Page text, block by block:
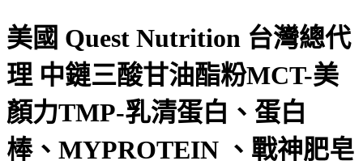
美國 Quest Nutrition 台灣總代
理 中鏈三酸甘油酯粉MCT-美
顏力TMP-乳清蛋白、蛋白
棒、MYPROTEIN 、戰神肥皂